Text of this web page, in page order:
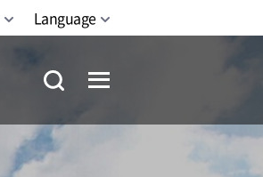
Language